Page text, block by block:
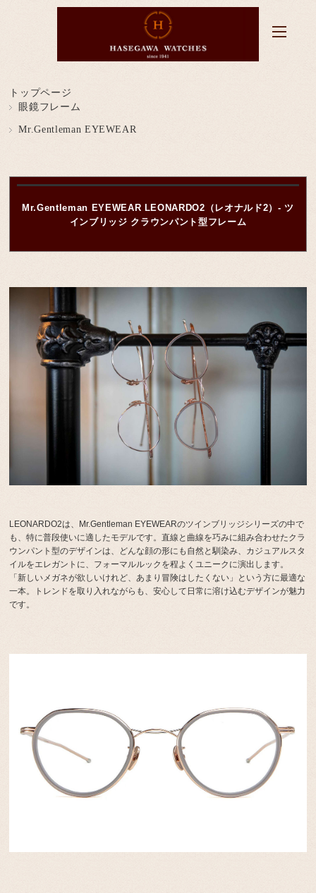
トップページ
眼鏡フレーム
Mr.Gentleman EYEWEAR
Mr.Gentleman EYEWEAR LEONARDO2（レオナルド2）- ツ
インブリッジ クラウンパント型フレーム
LEONARDO2は、Mr.Gentleman EYEWEARのツインブリッジシリーズの中で
も、特に普段使いに適したモデルです。直線と曲線を巧みに組み合わせたクラ
ウンパント型のデザインは、どんな顔の形にも自然と馴染み、カジュアルスタ
イルをエレガントに、フォーマルルックを程よくユニークに演出します。
「新しいメガネが欲しいけれど、あまり冒険はしたくない」という方に最適な
一本。トレンドを取り入れながらも、安心して日常に溶け込むデザインが魅力
です。